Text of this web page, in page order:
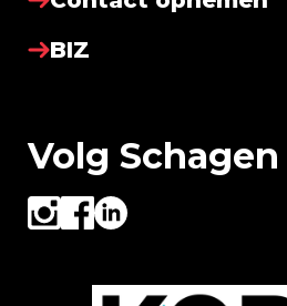
BIZ
Volg Schagen